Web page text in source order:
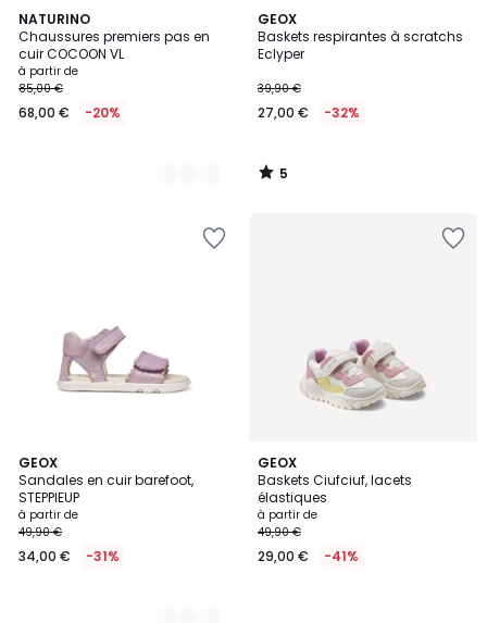
NATURINO
Chaussures premiers pas en
cuir COCOON VL
à partir de
85,00 €
68,00 € -20%
16
Couleurs
GEOX
Baskets respirantes à scratchs
Eclyper
39,90 €
27,00 € -32%
5
/
5
5
/
GEOX
Sandales en cuir barefoot,
STEPPIEUP
à partir de
49,90 €
34,00 € -31%
3
Couleurs
GEOX
Baskets Ciufciuf, lacets
élastiques
à partir de
49,90 €
29,00 € -41%